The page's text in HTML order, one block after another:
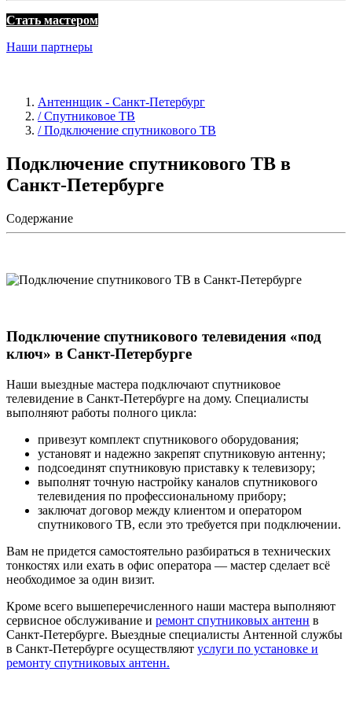
Стать мастером
Наши партнеры
Антеннщик - Санкт-Петербург
/ Спутниковое ТВ
/ Подключение спутникового ТВ
Подключение спутникового ТВ в
Санкт-Петербурге
Содержание
Подключение спутникового телевидения «под
ключ» в Санкт-Петербурге
Наши выездные мастера подключают спутниковое
телевидение в Санкт-Петербурге на дому. Специалисты
выполняют работы полного цикла:
привезут комплект спутникового оборудования;
установят и надежно закрепят спутниковую антенну;
подсоединят спутниковую приставку к телевизору;
выполнят точную настройку каналов спутникового
телевидения по профессиональному прибору;
заключат договор между клиентом и оператором
спутникового ТВ, если это требуется при подключении.
Вам не придется самостоятельно разбираться в технических
тонкостях или ехать в офис оператора — мастер сделает всё
необходимое за один визит.
Кроме всего вышеперечисленного наши мастера выполняют
сервисное обслуживание и ремонт спутниковых антенн в
Санкт-Петербурге. Выездные специалисты Антенной службы
в Санкт-Петербурге осуществляют услуги по установке и
ремонту спутниковых антенн.